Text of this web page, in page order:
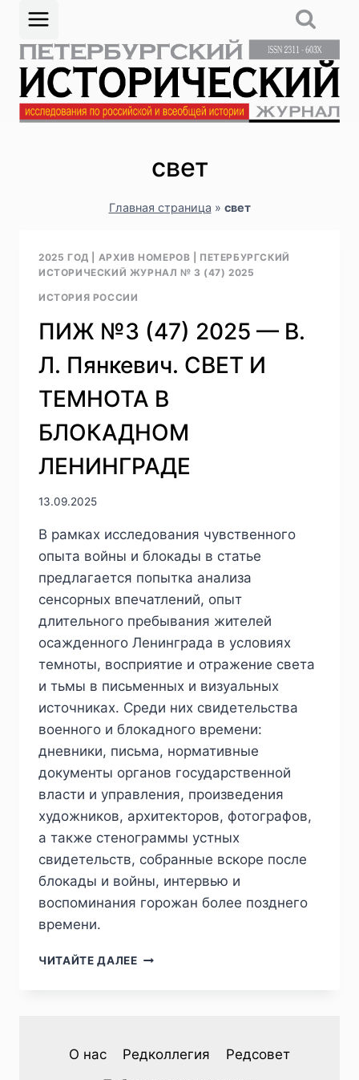
Перейти
содержимому
свет
Главная страница » свет
2025 ГОД АРХИВ НОМЕРОВ
ПЕТЕРБУРГСКИЙ
ИСТОРИЧЕСКИЙ ЖУРНАЛ № 3 (47) 2025
ИСТОРИЯ РОССИИ
ПИЖ №3 (47) 2025 — В.
Л. Пянкевич. СВЕТ И
ТЕМНОТА В
БЛОКАДНОМ
ЛЕНИНГРАДЕ
13.09.2025
В рамках исследования чувственного
опыта войны и блокады в статье
предлагается попытка анализа
сенсорных впечатлений, опыт
длительного пребывания жителей
осажденного Ленинграда в условиях
темноты, восприятие и отражение света
и тьмы в письменных и визуальных
источниках. Среди них свидетельства
военного и блокадного времени:
дневники, письма, нормативные
документы органов государственной
власти и управления, произведения
художников, архитекторов, фотографов,
а также стенограммы устных
свидетельств, собранные вскоре после
блокады и войны, интервью и
воспоминания горожан более позднего
времени.
ЧИТАЙТЕ ДАЛЕЕПИЖ
Л.
О нас Редколлегия
Редсовет